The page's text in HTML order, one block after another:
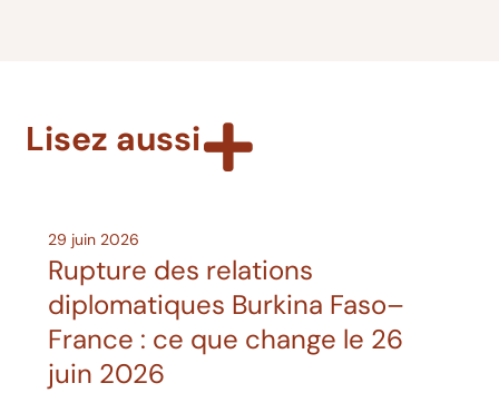
Lisez aussi
29 juin 2026
Rupture des relations
diplomatiques Burkina Faso–
France : ce que change le 26
juin 2026